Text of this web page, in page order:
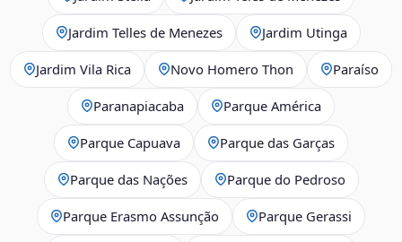
Jardim Telles de Menezes Jardim Utinga
Jardim Vila Rica Novo Homero Thon Paraíso
Paranapiacaba Parque América
Parque Capuava Parque das Garças
Parque das Nações Parque do Pedroso
Parque Erasmo Assunção Parque Gerassi